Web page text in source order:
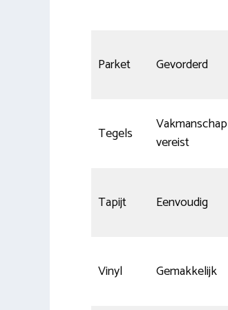
Parket Gevorderd
Tegels
Vakmanschap
vereist
Tapijt Eenvoudig
Vinyl Gemakkelijk